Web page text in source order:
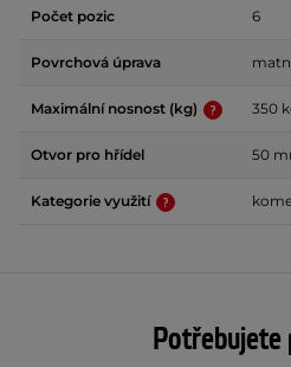
Počet pozic 6
Povrchová úprava
Maximální nosnost (kg) 350
Otvor pro hřídel 50
Kategorie využití
Potřebujete